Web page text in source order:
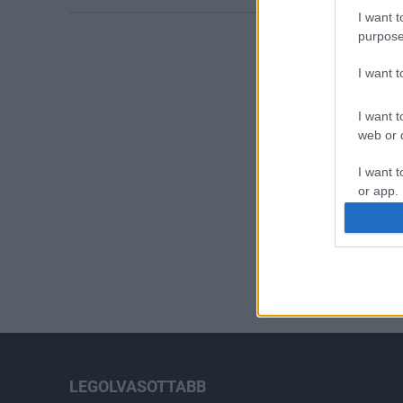
I want
I want
I want
web or
I want
or app.
LEGOLVASOTTABB